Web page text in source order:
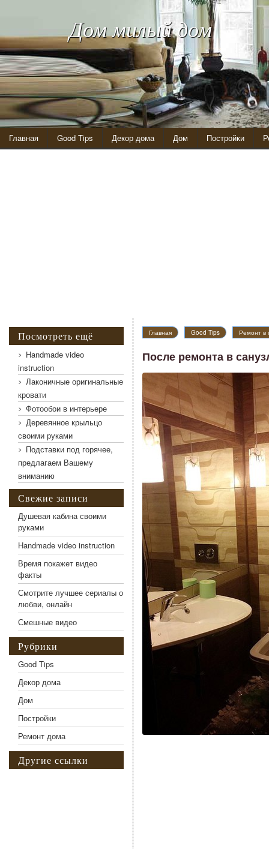
Дом милый дом
Главная Good Tips Декор дома Дом Постройки
Главная Good Tips Ремонт в
После ремонта в
После ремонта в санузле
Посмотреть ещё
Handmade video
instruction
Лаконичные оригинальные
кровати
Фотообои в интерьере
Деревянное крыльцо
своими руками
Подставки под горячее,
предлагаем Вашему
вниманию
Свежие записи
Душевая кабина своими
руками
Handmade video instruction
Время покажет видео
факты
Смотрите лучшее сериалы о
любви, онлайн
Смешные видео
Рубрики
Good Tips
Декор дома
Дом
Постройки
Ремонт дома
Другие ссылки